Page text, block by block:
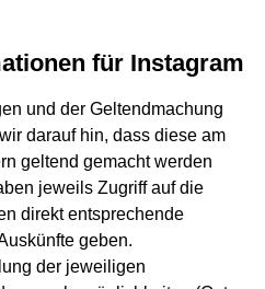
für Instagram
und der Geltendmachung
darauf hin, dass diese am
geltend gemacht werden
jeweils Zugriff auf die
direkt entsprechende
geben.
der jeweiligen